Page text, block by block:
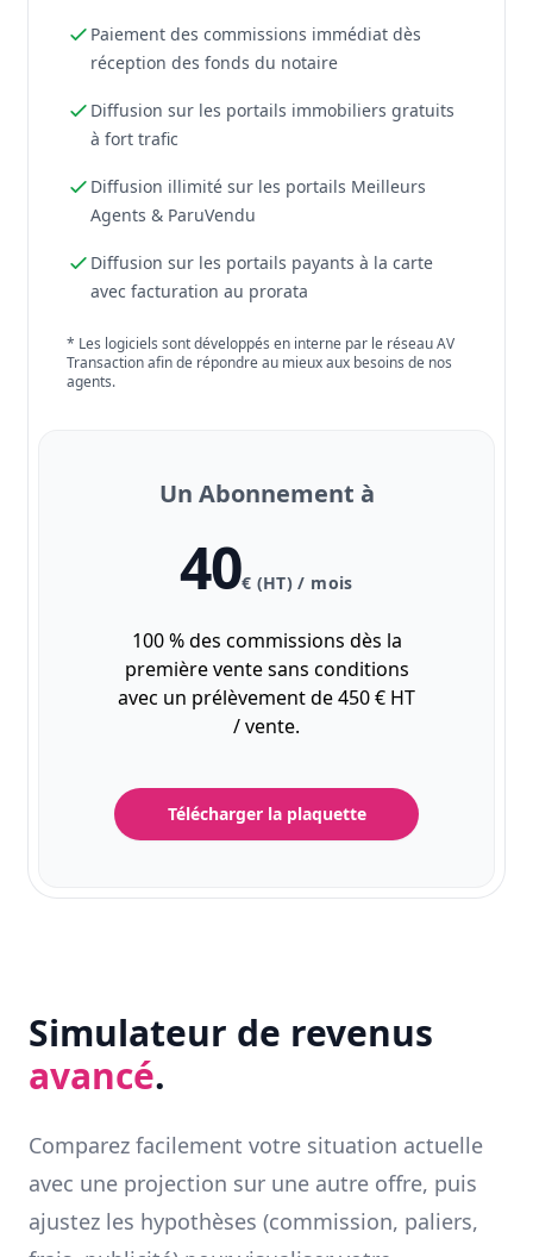
Paiement des commissions immédiat dès
réception des fonds du notaire
Diffusion sur les portails immobiliers gratuits
à fort trafic
Diffusion illimité sur les portails Meilleurs
Agents & ParuVendu
Diffusion sur les portails payants à la carte
avec facturation au prorata
* Les logiciels sont développés en interne par le réseau AV
Transaction afin de répondre au mieux aux besoins de nos
agents.
Un Abonnement à
40€ (HT) / mois
100 % des commissions dès la
première vente sans conditions
avec un prélèvement de 450 € HT
/ vente.
Télécharger la plaquette
Simulateur de revenus
avancé.
Comparez facilement votre situation actuelle
avec une projection sur une autre offre, puis
ajustez les hypothèses (commission, paliers,